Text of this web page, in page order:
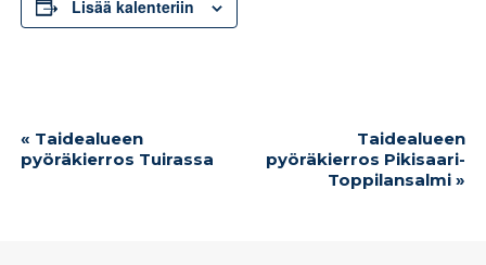
Lisää kalenteriin
Tapahtuma
navigointi
« Taidealueen
pyöräkierros Tuirassa
Taidealueen
pyöräkierros Pikisaari-
Toppilansalmi »